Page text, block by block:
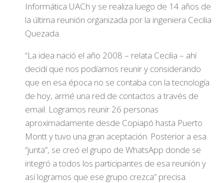
Informática UACh y se realiza luego de 14 años de
la última reunión organizada por la ingeniera Cecilia
Quezada.
“La idea nació el año 2008 – relata Cecilia – ahí
decidí que nos podíamos reunir y considerando
que en esa época no se contaba con la tecnología
de hoy, armé una red de contactos a través de
email. Logramos reunir 26 personas
aproximadamente desde Copiapó hasta Puerto
Montt y tuvo una gran aceptación. Posterior a esa
“junta”, se creó el grupo de WhatsApp donde se
integró a todos los participantes de esa reunión y
así logramos que ese grupo crezca” precisa.